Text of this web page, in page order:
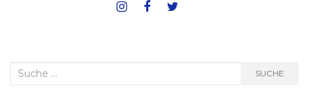
Suche
SUCHE